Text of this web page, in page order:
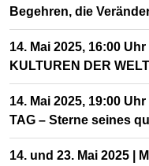
Begehren, die
14. Mai 2025, 16:00
KULTUREN DER
14. Mai 2025, 19:00
TAG – Sterne seines
14. und 23. Mai 2025 |